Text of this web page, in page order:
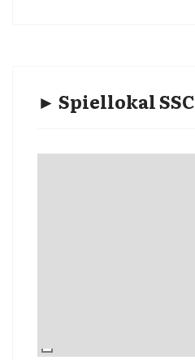
► Spiellokal SSC